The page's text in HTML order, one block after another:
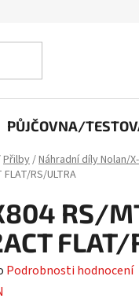
PŮJČOVNA/
Přilby/Náhradní díly Nolan/
FLAT/RS/ULTRA
RS/
FLAT/
Podrobnosti hodnocení